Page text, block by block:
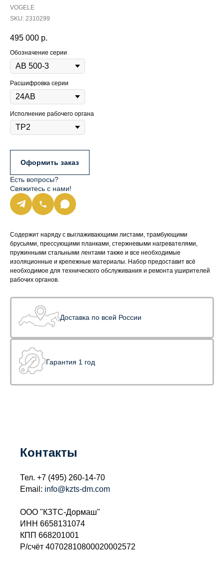
VOGELE
SKU: 2310299
495 000 р.
Обозначение серии
Расшифровка серии
Исполнение рабочего органа
Оформить заказ
Есть вопросы?
Свяжитесь с нами!
Содержит наряду с выглаживающими листами, трамбующими
брусьями, прессующими планками, стержневыми нагревателями,
пружинными стальными лентами также и все необходимые
изоляционные и крепежные материалы. Набор предоставит всё
необходимое для технического обслуживания и ремонта уширителей
рабочих органов.
Доставка по всей России
Гарантия 1 год
Контакты
Тел. +7 (495) 260-14-70
Email: info@kzts-dm.com
ООО "КЗТС-Дормаш"
ИНН 6658131074
КПП 668201001
Р/счёт 40702810800020002572